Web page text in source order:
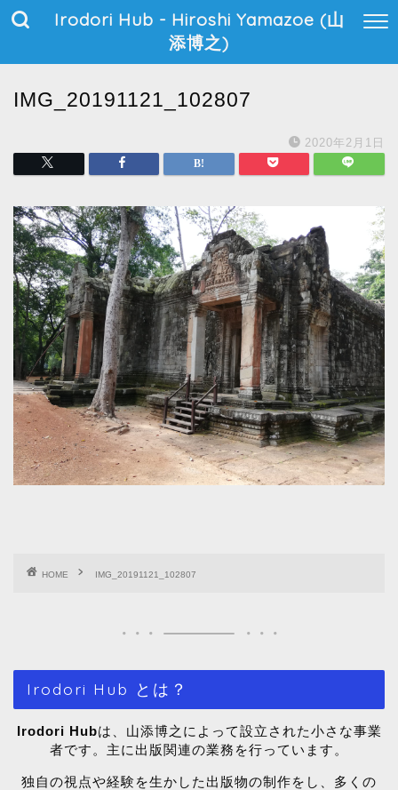
Irodori Hub - Hiroshi Yamazoe (山
添博之)
IMG_20191121_102807
2020年2月1日
HOME IMG_20191121_102807
Irodori Hub とは？
Irodori Hubは、山添博之によって設立された小さな事業
者です。主に出版関連の業務を行っています。
独自の視点や経験を生かした出版物の制作をし、多くの